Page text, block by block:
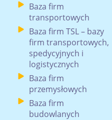
Baza firm
transportowych
Baza firm TSL – bazy
firm transportowych,
spedycyjnych i
logistycznych
Baza firm
przemysłowych
Baza firm
budowlanych